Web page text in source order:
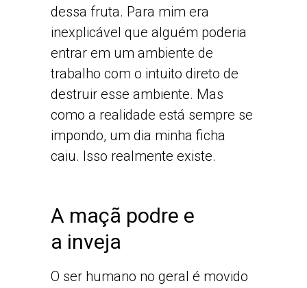
dessa fruta. Para mim era
inexplicável que alguém poderia
entrar em um ambiente de
trabalho com o intuito direto de
destruir esse ambiente. Mas
como a realidade está sempre se
impondo, um dia minha ficha
caiu. Isso realmente existe.
A maçã podre e
a inveja
O ser humano no geral é movido